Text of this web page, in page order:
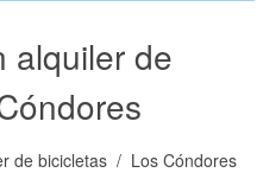
alquiler de
de bicicletas Los Cóndores